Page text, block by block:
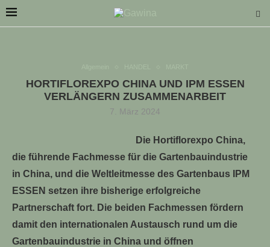
HORTIFLOREXPO CHINA UND IPM ESSEN
VERLÄNGERN ZUSAMMENARBEIT
7. März 2024
Die Hortiflorexpo China,
die führende Fachmesse für die Gartenbauindustrie
in China, und die Weltleitmesse des Gartenbaus IPM
ESSEN setzen ihre bisherige erfolgreiche
Partnerschaft fort. Die beiden Fachmessen fördern
damit den internationalen Austausch rund um die
Gartenbauindustrie in China und öffnen